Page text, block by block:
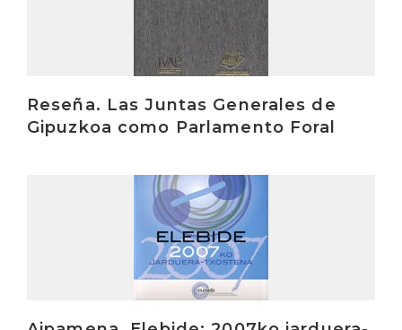
Reseña. Las Juntas Generales de
Gipuzkoa como Parlamento Foral